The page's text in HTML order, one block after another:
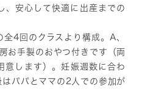
、安心して快適に出産までの
4回のクラスより構成。A、
お手製のおやつ付きです（両
意します）。妊娠週数に合わ
パパとママの2人での参加が